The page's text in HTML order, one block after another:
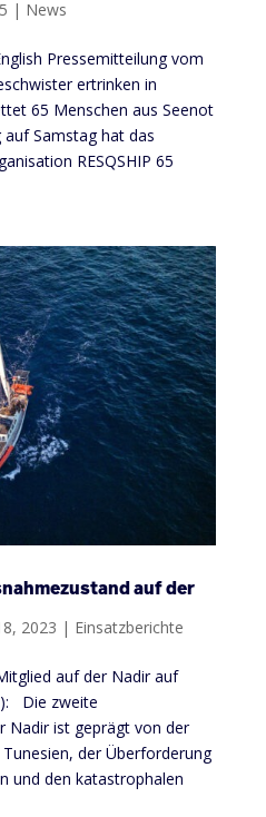
| News
Pressemitteilung vom
ertrinken in
65 Menschen aus Seenot
Samstag hat das
RESQSHIP 65
auf der
2023 | Einsatzberichte
auf der Nadir auf
Die zweite
Nadir ist geprägt von der
der Überforderung
und den katastrophalen